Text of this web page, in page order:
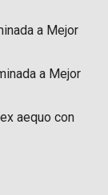
a Mejor
a Mejor
aequo con